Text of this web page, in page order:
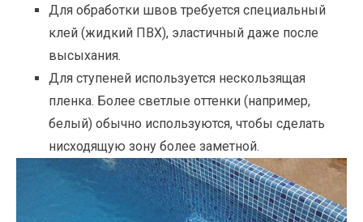
Для обработки швов требуется специальный
клей (жидкий ПВХ), эластичный даже после
высыхания.
Для ступеней используется нескользящая
пленка. Более светлые оттенки (например,
белый) обычно используются, чтобы сделать
нисходящую зону более заметной.